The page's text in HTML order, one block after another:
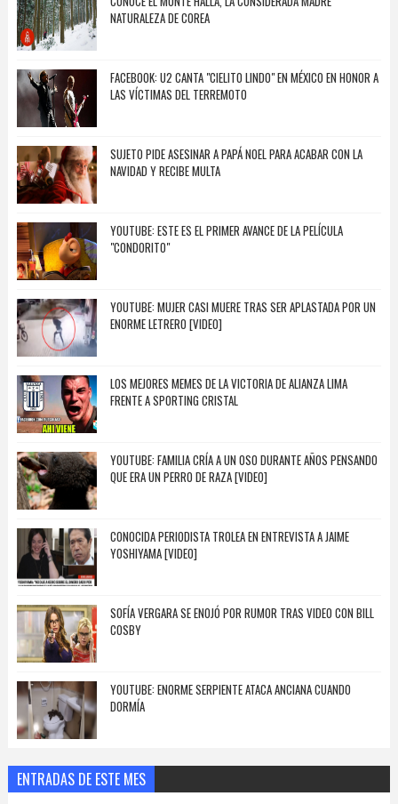
NATURALEZA DE COREA
FACEBOOK: U2 CANTA "CIELITO LINDO" EN MÉXICO EN HONOR A
LAS VÍCTIMAS DEL TERREMOTO
SUJETO PIDE ASESINAR A PAPÁ NOEL PARA ACABAR CON LA
NAVIDAD Y RECIBE MULTA
YOUTUBE: ESTE ES EL PRIMER AVANCE DE LA PELÍCULA
"CONDORITO"
YOUTUBE: MUJER CASI MUERE TRAS SER APLASTADA POR UN
ENORME LETRERO [VIDEO]
LOS MEJORES MEMES DE LA VICTORIA DE ALIANZA LIMA
FRENTE A SPORTING CRISTAL
YOUTUBE: FAMILIA CRÍA A UN OSO DURANTE AÑOS PENSANDO
QUE ERA UN PERRO DE RAZA [VIDEO]
CONOCIDA PERIODISTA TROLEA EN ENTREVISTA A JAIME
YOSHIYAMA [VIDEO]
SOFÍA VERGARA SE ENOJÓ POR RUMOR TRAS VIDEO CON BILL
COSBY
YOUTUBE: ENORME SERPIENTE ATACA ANCIANA CUANDO
DORMÍA
ENTRADAS DE ESTE MES